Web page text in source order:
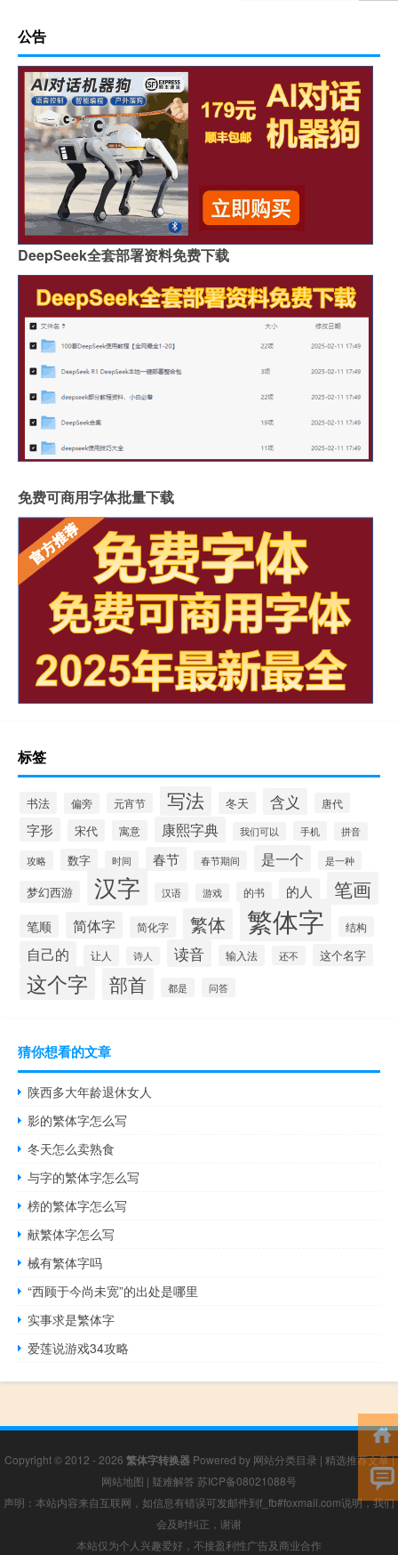
公告
DeepSeek全套部署资料免费下载
免费可商用字体批量下载
标签
书法 偏旁 元宵节 写法 冬天 含义 唐代
字形 宋代 寓意 康熙字典 我们可以 手机 拼音
攻略 数字 时间 春节 春节期间 是一个 是一种
梦幻西游 汉字 汉语 游戏 的书 的人 笔画
笔顺 简体字 简化字 繁体 繁体字 结构
自己的 让人 诗人 读音 输入法 还不 这个名字
这个字 部首 都是 问答
猜你想看的文章
陕西多大年龄退休女人
影的繁体字怎么写
冬天怎么卖熟食
与字的繁体字怎么写
榜的繁体字怎么写
献繁体字怎么写
械有繁体字吗
“西顾于今尚未宽”的出处是哪里
实事求是繁体字
爱莲说游戏34攻略
Copyright © 2012 - 2026 繁体字转换器Powered by 网站分类目录 | 精选推荐文章|
网站地图 | 疑难解答 苏ICP备08021088号
声明：本站内容来自互联网，如信息有错误可发邮件到f_fb#foxmail.com说明，我们
会及时纠正，谢谢
本站仅为个人兴趣爱好，不接盈利性广告及商业合作